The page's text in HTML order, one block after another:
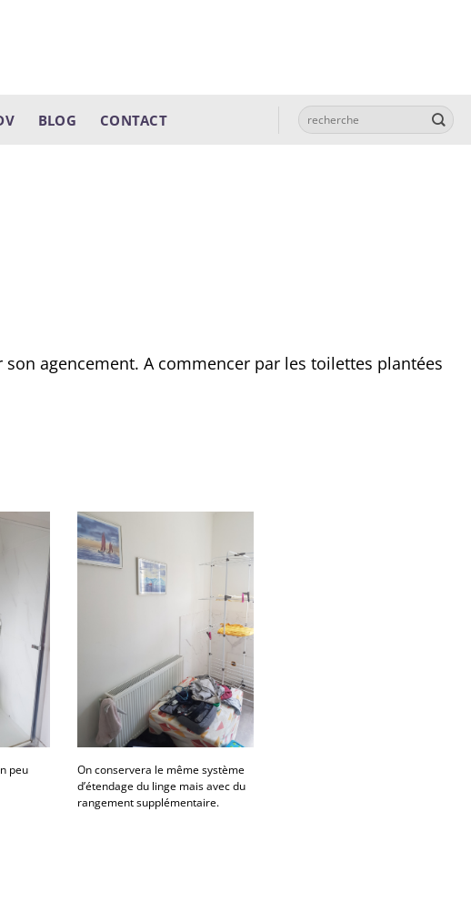
BLOG CONTACT
agencement. A commencer par les toilettes plantées
peu
On conservera le même système
d’étendage du linge mais avec du
rangement supplémentaire.